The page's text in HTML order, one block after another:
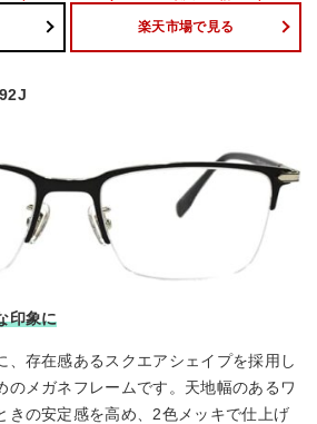
楽天市場で見る
印象に
、存在感あるスクエアシェイプを採用し
のメガネフレームです。天地幅のあるワ
きの安定感を高め、2色メッキで仕上げ